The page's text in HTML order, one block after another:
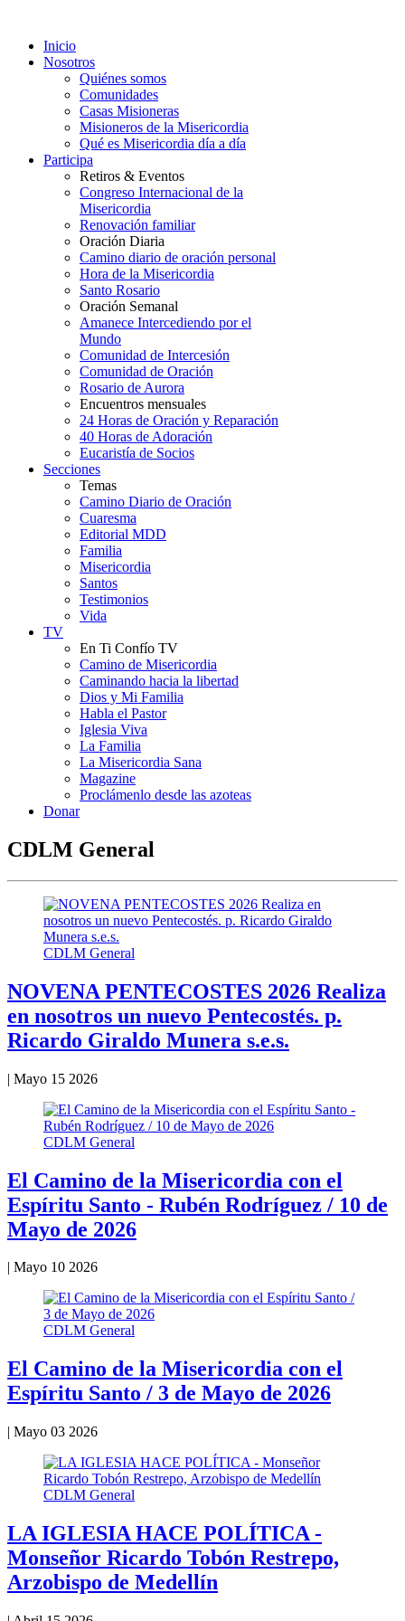
Inicio
Nosotros
Quiénes somos
Comunidades
Casas Misioneras
Misioneros de la Misericordia
Qué es Misericordia día a día
Participa
Retiros & Eventos
Congreso Internacional de la
Misericordia
Renovación familiar
Oración Diaria
Camino diario de oración personal
Hora de la Misericordia
Santo Rosario
Oración Semanal
Amanece Intercediendo por el
Mundo
Comunidad de Intercesión
Comunidad de Oración
Rosario de Aurora
Encuentros mensuales
24 Horas de Oración y Reparación
40 Horas de Adoración
Eucaristía de Socios
Secciones
Temas
Camino Diario de Oración
Cuaresma
Editorial MDD
Familia
Misericordia
Santos
Testimonios
Vida
TV
En Ti Confío TV
Camino de Misericordia
Caminando hacia la libertad
Dios y Mi Familia
Habla el Pastor
Iglesia Viva
La Familia
La Misericordia Sana
Magazine
Proclámenlo desde las azoteas
Donar
CDLM General
CDLM General
NOVENA PENTECOSTES 2026 Realiza
en nosotros un nuevo Pentecostés. p.
Ricardo Giraldo Munera s.e.s.
| Mayo 15 2026
CDLM General
El Camino de la Misericordia con el
Espíritu Santo - Rubén Rodríguez / 10 de
Mayo de 2026
| Mayo 10 2026
CDLM General
El Camino de la Misericordia con el
Espíritu Santo / 3 de Mayo de 2026
| Mayo 03 2026
CDLM General
LA IGLESIA HACE POLÍTICA -
Monseñor Ricardo Tobón Restrepo,
Arzobispo de Medellín